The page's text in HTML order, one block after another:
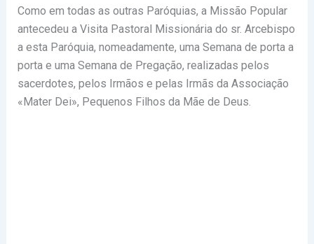
Como em todas as outras Paróquias, a Missão Popular
antecedeu a Visita Pastoral Missionária do sr. Arcebispo
a esta Paróquia, nomeadamente, uma Semana de porta a
porta e uma Semana de Pregação, realizadas pelos
sacerdotes, pelos Irmãos e pelas Irmãs da Associação
«Mater Dei», Pequenos Filhos da Mãe de Deus.